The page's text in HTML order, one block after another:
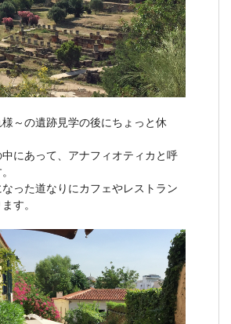
～の遺跡見学の後にちょっと休
にあって、アナフィオティカと呼
った道なりにカフェやレストラン
す。